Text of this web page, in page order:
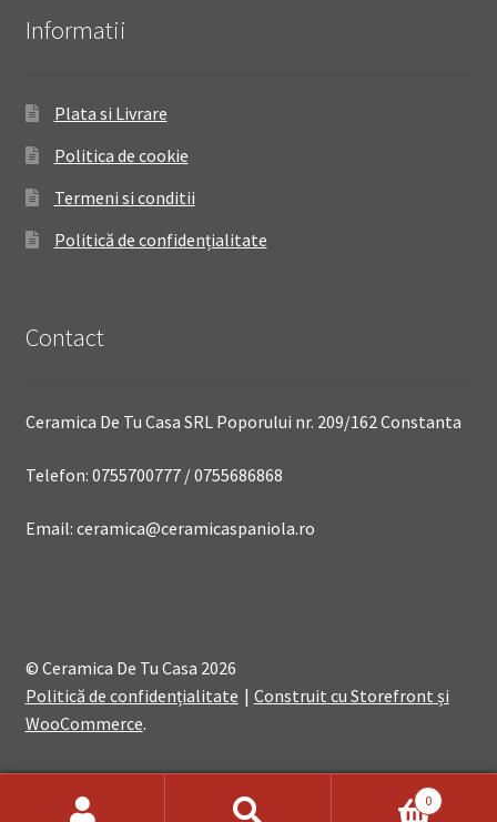
Informatii
Plata si Livrare
Politica de cookie
Termeni si conditii
Politică de confidențialitate
Contact
Ceramica De Tu Casa SRL Poporului nr. 209/162 Constanta
Telefon: 0755700777 / 0755686868
Email: ceramica@ceramicaspaniola.ro
© Ceramica De Tu Casa 2026
Politică de confidențialitate
Construit cu Storefront și
WooCommerce.
0